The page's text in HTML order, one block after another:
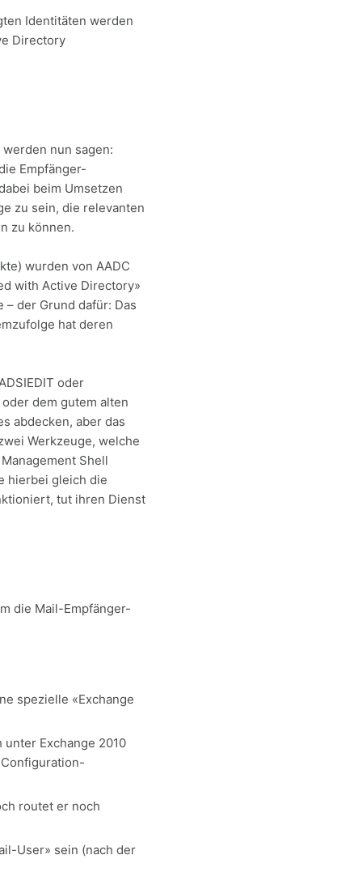
Identitäten werden
Directory
nun sagen:
Empfänger-
beim Umsetzen
zu sein, die relevanten
zu können.
wurden von AADC
with Active Directory»
der Grund dafür: Das
hat deren
oder
dem gutem alten
abdecken, aber das
Werkzeuge, welche
Shell
hierbei gleich die
tut ihren Dienst
die Mail-Empfänger-
spezielle «Exchange
Exchange 2010
routet er noch
User» sein (nach der